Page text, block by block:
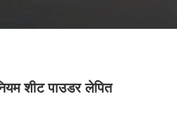
शीट पाउडर लेपित